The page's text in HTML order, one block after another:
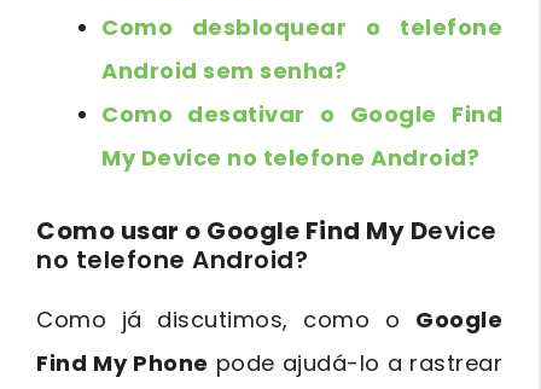
Como desbloquear o telefone
Android sem senha?
Como desativar o Google Find
My Device no telefone Android?
Como usar o Google Find My Device
no telefone Android?
Como já discutimos, como o Google
Find My Phone pode ajudá-lo a rastrear